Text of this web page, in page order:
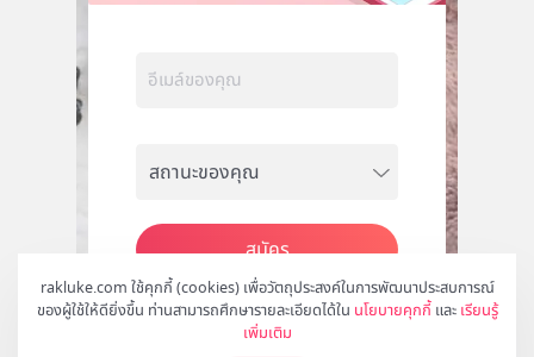
rakluke.com ใช้คุกกี้ (cookies) เพื่อวัตถุประสงค์ในการพัฒนาประสบการณ์
ของผู้ใช้ให้ดียิ่งขึ้น ท่านสามารถศึกษารายละเอียดได้ใน นโยบายคุกกี้ และ เรียนรู้
เพิ่มเติม
สมัคร